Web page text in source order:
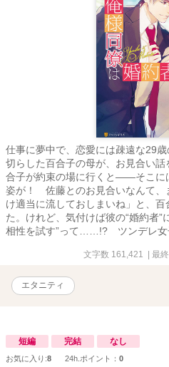
仕事に夢中で、恋愛には疎遠な29
切らした百合子の母が、お見合い
合子が約束の場に行くと――そこに
姿が！ 佐藤とのお見合いなんて、
け適当に流しておしまいね」と、
た。けれど、気付けば彼の“婚約者”
相性を試す”って……!? ツンデレ女
文字数 161,421 | 最
エタニティ
短編 完結 なし
お気に入り:8 24h.ポイント： 0